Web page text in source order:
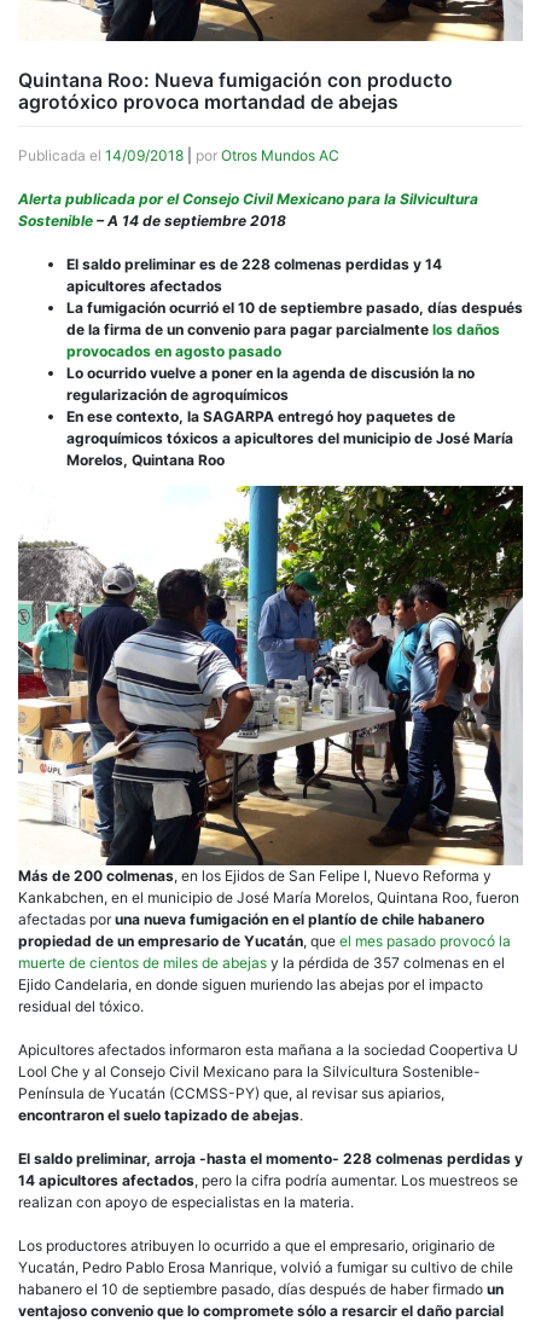
Quintana Roo: Nueva fumigación con producto
agrotóxico provoca mortandad de abejas
Publicada el 14/09/2018 por Otros Mundos AC
Alerta publicada por el Consejo Civil Mexicano para la Silvicultura
Sostenible – A 14 de septiembre 2018
El saldo preliminar es de 228 colmenas perdidas y 14
apicultores afectados
La fumigación ocurrió el 10 de septiembre pasado, días después
de la firma de un convenio para pagar parcialmente los daños
provocados en agosto pasado
Lo ocurrido vuelve a poner en la agenda de discusión la no
regularización de agroquímicos
En ese contexto, la SAGARPA entregó hoy paquetes de
agroquímicos tóxicos a apicultores del municipio de José María
Morelos, Quintana Roo
Más de 200 colmenas, en los Ejidos de San Felipe I, Nuevo Reforma y
Kankabchen, en el municipio de José María Morelos, Quintana Roo, fueron
afectadas poruna nueva fumigación en el plantío de chile habanero
propiedad de un empresario de Yucatán, que el mes pasado provocó la
muerte de cientos de miles de abejas y la pérdida de 357 colmenas en el
Ejido Candelaria, en donde siguen muriendo las abejas por el impacto
residual del tóxico.
Apicultores afectados informaron esta mañana a la sociedad Coopertiva U
Lool Che y al Consejo Civil Mexicano para la Silvicultura Sostenible-
Península de Yucatán (CCMSS-PY) que, al revisar sus apiarios,
encontraron el suelo tapizado de abejas.
El saldo preliminar, arroja -hasta el momento- 228 colmenas perdidas y
14 apicultores afectados, pero la cifra podría aumentar. Los muestreos se
realizan con apoyo de especialistas en la materia.
Los productores atribuyen lo ocurrido a que el empresario, originario de
Yucatán, Pedro Pablo Erosa Manrique, volvió a fumigar su cultivo de chile
habanero el 10 de septiembre pasado, días después de haber firmado un
ventajoso convenio que lo compromete sólo a resarcir el daño parcial